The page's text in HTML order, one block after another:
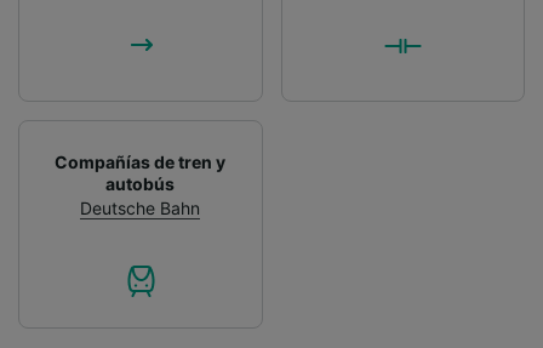
Compañías de tren y
autobús
Deutsche Bahn